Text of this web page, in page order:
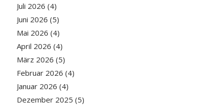
Juli 2026 (4)
Juni 2026 (5)
Mai 2026 (4)
April 2026 (4)
März 2026 (5)
Februar 2026 (4)
Januar 2026 (4)
Dezember 2025 (5)